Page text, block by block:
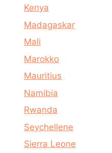
Kenya
Madagaskar
Mali
Marokko
Mauritius
Namibia
Rwanda
Seychellene
Sierra Leone